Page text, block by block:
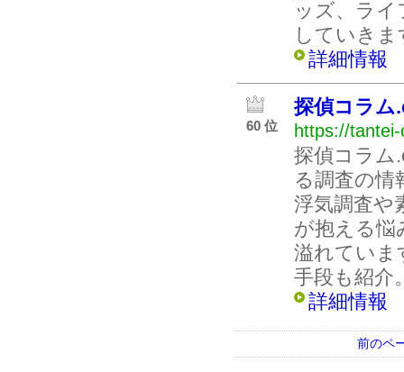
ッズ、ラ
していきま
詳細情報
60 位
探偵コラム
https://
探偵コラム
る調査の情
浮気調査や
が抱える悩
溢れていま
手段も紹介
詳細情報
前のペ